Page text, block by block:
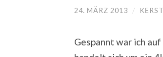
24. MÄRZ 2013 /
Gespannt war ich